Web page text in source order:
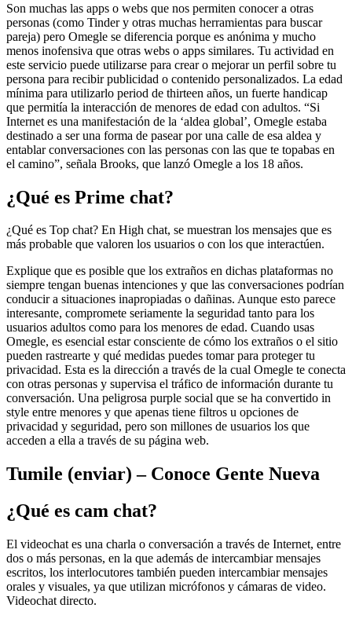
Son muchas las apps o webs que nos permiten conocer a otras
personas (como Tinder y otras muchas herramientas para buscar
pareja) pero Omegle se diferencia porque es anónima y mucho
menos inofensiva que otras webs o apps similares. Tu actividad en
este servicio puede utilizarse para crear o mejorar un perfil sobre tu
persona para recibir publicidad o contenido personalizados. La edad
mínima para utilizarlo period de thirteen años, un fuerte handicap
que permitía la interacción de menores de edad con adultos. “Si
Internet es una manifestación de la ‘aldea global’, Omegle estaba
destinado a ser una forma de pasear por una calle de esa aldea y
entablar conversaciones con las personas con las que te topabas en
el camino”, señala Brooks, que lanzó Omegle a los 18 años.
¿Qué es Prime chat?
¿Qué es Top chat? En High chat, se muestran los mensajes que es
más probable que valoren los usuarios o con los que interactúen.
Explique que es posible que los extraños en dichas plataformas no
siempre tengan buenas intenciones y que las conversaciones podrían
conducir a situaciones inapropiadas o dañinas. Aunque esto parece
interesante, compromete seriamente la seguridad tanto para los
usuarios adultos como para los menores de edad. Cuando usas
Omegle, es esencial estar consciente de cómo los extraños o el sitio
pueden rastrearte y qué medidas puedes tomar para proteger tu
privacidad. Esta es la dirección a través de la cual Omegle te conecta
con otras personas y supervisa el tráfico de información durante tu
conversación. Una peligrosa purple social que se ha convertido in
style entre menores y que apenas tiene filtros u opciones de
privacidad y seguridad, pero son millones de usuarios los que
acceden a ella a través de su página web.
Tumile (enviar) – Conoce Gente Nueva
¿Qué es cam chat?
El videochat es una charla o conversación a través de Internet, entre
dos o más personas, en la que además de intercambiar mensajes
escritos, los interlocutores también pueden intercambiar mensajes
orales y visuales, ya que utilizan micrófonos y cámaras de video.
Videochat directo.